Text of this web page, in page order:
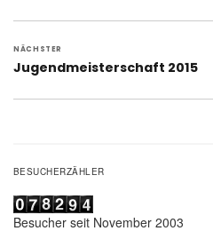
NÄCHSTER
Nächster
Jugendmeisterschaft 2015
BESUCHERZÄHLER
Besucher seit November 2003